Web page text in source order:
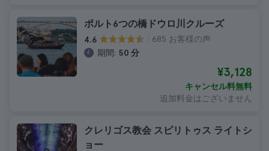
ポルト6つの橋ドウロ川クルーズ
4.6
685 お客様の声
期間: 50 分
¥3,128
キャンセル料無料
追加料金はございません
クレリゴス教会 スピリトゥス ライトシ
ョー